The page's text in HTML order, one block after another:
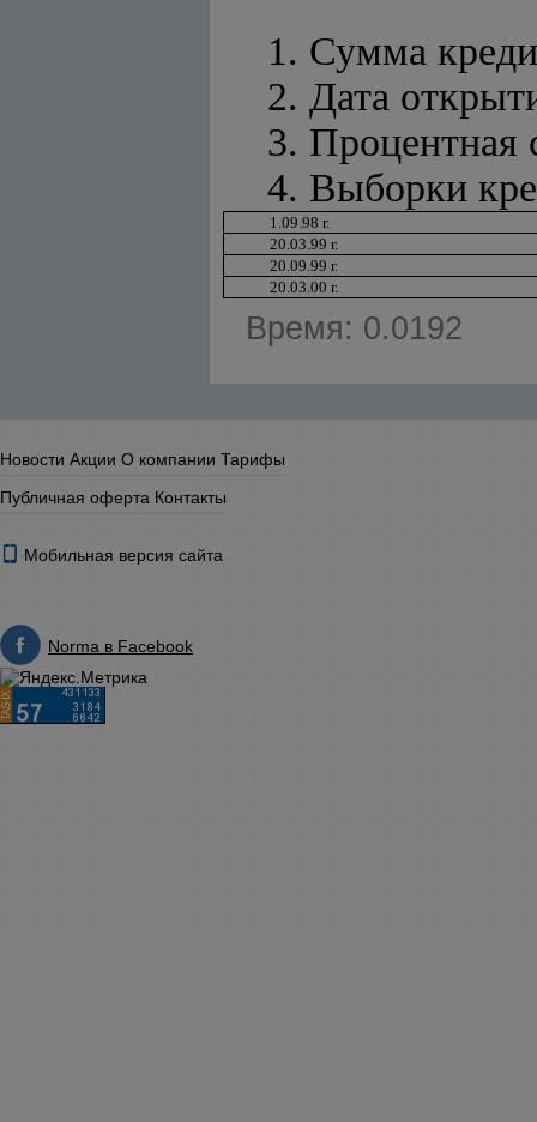
1. Сумма
2. Дата
3. Процентная
4. Выборки
1.09.98 г.
20.03.99 г.
20.09.99 г.
20.03.00 г.
Время: 0.0192
Новости Акции О компании Тарифы
Публичная оферта Контакты
Мобильная версия сайта
Norma в Facebook